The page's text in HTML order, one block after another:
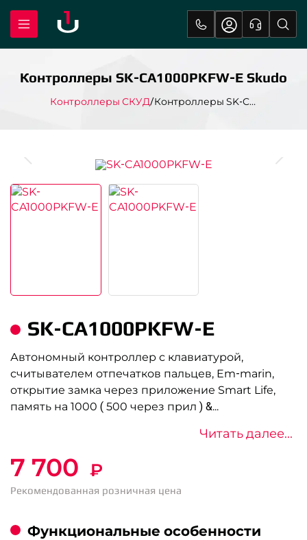
Контроллеры SK-CA1000PKFW-E Skudo
Контроллеры СКУД Контроллеры SK-CA1000PKFW-E Skudo
SK-CA1000PKFW-E
Автономный контроллер с клавиатурой,
считывателем отпечатков пальцев, Em-marin,
открытие замка через приложение Smart Life,
память на 1000 ( 500 через прил ) &...
Читать далее...
7 700 ₽
Рекомендованная розничная цена
Функциональные особенности